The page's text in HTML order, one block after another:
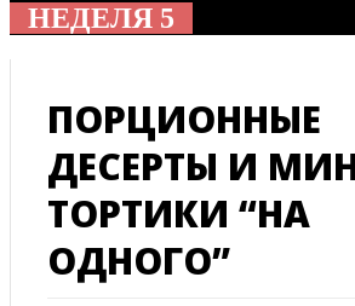
НЕДЕЛЯ 5
ПОРЦИОННЫЕ
ДЕСЕРТЫ И
ТОРТИКИ “НА
ОДНОГО”